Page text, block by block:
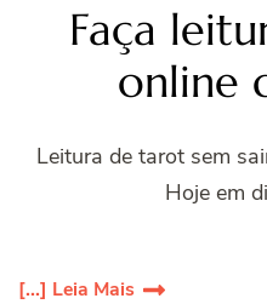
Faça
online
Leitura de tarot sem
Hoje em
[...] Leia Mais